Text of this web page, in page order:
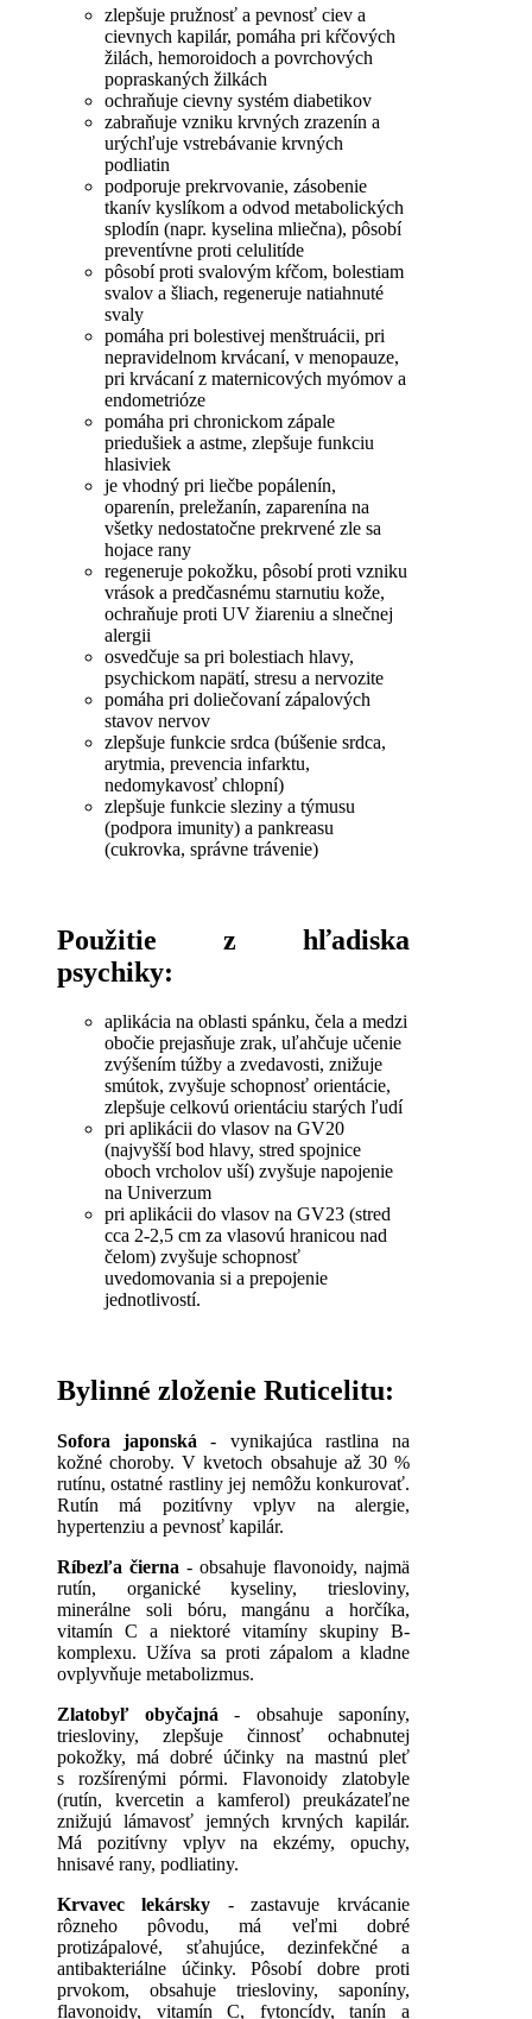
zlepšuje pružnosť a pevnosť ciev a
cievnych kapilár, pomáha pri kŕčových
žilách, hemoroidoch a povrchových
popraskaných žilkách
ochraňuje cievny systém diabetikov
zabraňuje vzniku krvných zrazenín a
urýchľuje vstrebávanie krvných
podliatin
podporuje prekrvovanie, zásobenie
tkanív kyslíkom a odvod metabolických
splodín (napr. kyselina mliečna), pôsobí
preventívne proti celulitíde
pôsobí proti svalovým kŕčom, bolestiam
svalov a šliach, regeneruje natiahnuté
svaly
pomáha pri bolestivej menštruácii, pri
nepravidelnom krvácaní, v menopauze,
pri krvácaní z maternicových myómov a
endometrióze
pomáha pri chronickom zápale
priedušiek a astme, zlepšuje funkciu
hlasiviek
je vhodný pri liečbe popálenín,
oparenín, preležanín, zaparenína na
všetky nedostatočne prekrvené zle sa
hojace rany
regeneruje pokožku, pôsobí proti vzniku
vrások a predčasnému starnutiu kože,
ochraňuje proti UV žiareniu a slnečnej
alergii
osvedčuje sa pri bolestiach hlavy,
psychickom napätí, stresu a nervozite
pomáha pri doliečovaní zápalových
stavov nervov
zlepšuje funkcie srdca (búšenie srdca,
arytmia, prevencia infarktu,
nedomykavosť chlopní)
zlepšuje funkcie sleziny a týmusu
(podpora imunity) a pankreasu
(cukrovka, správne trávenie)
Použitie z hľadiska
psychiky:
aplikácia na oblasti spánku, čela a medzi
obočie prejasňuje zrak, uľahčuje učenie
zvýšením túžby a zvedavosti, znižuje
smútok, zvyšuje schopnosť orientácie,
zlepšuje celkovú orientáciu starých ľudí
pri aplikácii do vlasov na GV20
(najvyšší bod hlavy, stred spojnice
oboch vrcholov uší) zvyšuje napojenie
na Univerzum
pri aplikácii do vlasov na GV23 (stred
cca 2-2,5 cm za vlasovú hranicou nad
čelom) zvyšuje schopnosť
uvedomovania si a prepojenie
jednotlivostí.
Bylinné zloženie Ruticelitu:
Sofora japonská- vynikajúca rastlina na
kožné choroby. V kvetoch obsahuje až 30 %
rutínu, ostatné rastliny jej nemôžu konkurovať.
Rutín má pozitívny vplyv na alergie,
hypertenziu a pevnosť kapilár.
Ríbezľa čierna - obsahuje flavonoidy, najmä
rutín, organické kyseliny, triesloviny,
minerálne soli bóru, mangánu a horčíka,
vitamín C a niektoré vitamíny skupiny B-
komplexu. Užíva sa proti zápalom a kladne
ovplyvňuje metabolizmus.
Zlatobyľ obyčajná- obsahuje saponíny,
triesloviny, zlepšuje činnosť ochabnutej
pokožky, má dobré účinky na mastnú pleť
s rozšírenými pórmi. Flavonoidy zlatobyle
(rutín, kvercetin a kamferol) preukázateľne
znižujú lámavosť jemných krvných kapilár.
Má pozitívny vplyv na ekzémy, opuchy,
hnisavé rany, podliatiny.
Krvavec lekársky - zastavuje krvácanie
rôzneho pôvodu, má veľmi dobré
protizápalové, sťahujúce, dezinfekčné a
antibakteriálne účinky. Pôsobí dobre proti
prvokom, obsahuje triesloviny, saponíny,
flavonoidy, vitamín C, fytoncídy, tanín a